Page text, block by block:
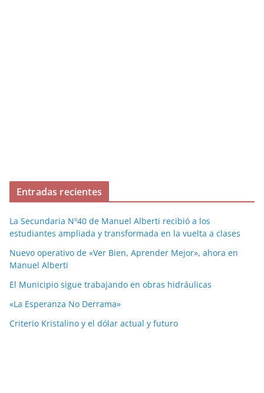
Entradas recientes
La Secundaria Nº40 de Manuel Alberti recibió a los
estudiantes ampliada y transformada en la vuelta a clases
Nuevo operativo de «Ver Bien, Aprender Mejor», ahora en
Manuel Alberti
El Municipio sigue trabajando en obras hidráulicas
«La Esperanza No Derrama»
Criterio Kristalino y el dólar actual y futuro